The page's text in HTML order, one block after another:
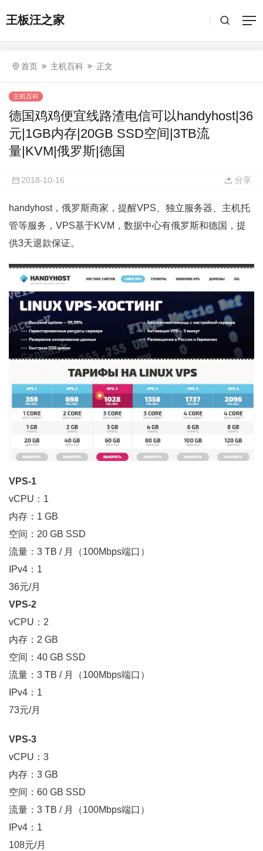
王板汪之家
首页 主机百科 正文
主机百科
德国鸡鸡便宜线路渣电信可以handyhost|36
元|1GB内存|20GB SSD空间|3TB流
量|KVM|俄罗斯|德国
2018-10-16 分享
handyhost，俄罗斯商家，提醒VPS、独立服务器、主机托
管等服务，VPS基于KVM，数据中心有俄罗斯和德国，提
供3天退款保证。
VPS-1
vCPU：1
内存：1 GB
空间：20 GB SSD
流量：3 TB / 月（100Mbps端口）
IPv4：1
36元/月
VPS-2
vCPU：2
内存：2 GB
空间：40 GB SSD
流量：3 TB / 月（100Mbps端口）
IPv4：1
73元/月
VPS-3
vCPU：3
内存：3 GB
空间：60 GB SSD
流量：3 TB / 月（100Mbps端口）
IPv4：1
108元/月